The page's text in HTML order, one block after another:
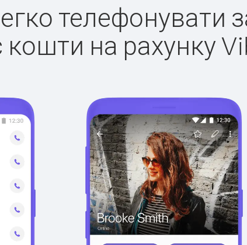
телефонувати
кошти на рахунку